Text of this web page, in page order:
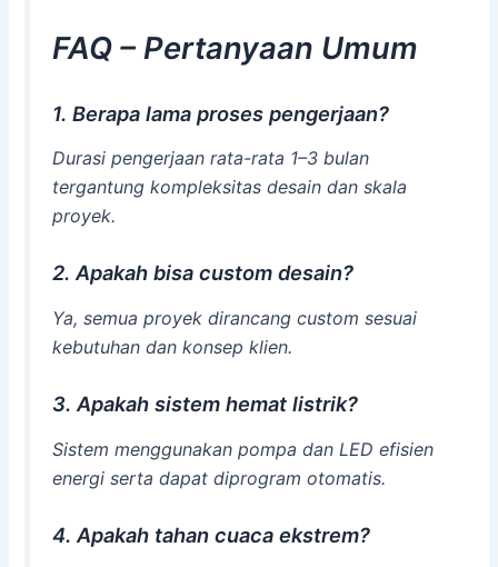
FAQ – Pertanyaan Umum
1. Berapa lama proses pengerjaan?
Durasi pengerjaan rata-rata 1–3 bulan
tergantung kompleksitas desain dan skala
proyek.
2. Apakah bisa custom desain?
Ya, semua proyek dirancang custom sesuai
kebutuhan dan konsep klien.
3. Apakah sistem hemat listrik?
Sistem menggunakan pompa dan LED efisien
energi serta dapat diprogram otomatis.
4. Apakah tahan cuaca ekstrem?